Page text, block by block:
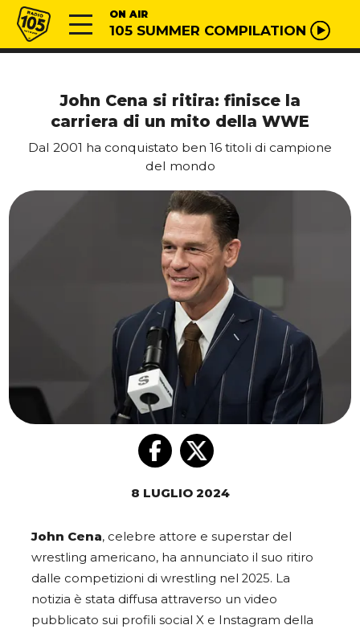
Vai al contenuto
Radio 105 ON AIR
105 SUMMER COMPILATION
John Cena si ritira: finisce la
carriera di un mito della WWE
Dal 2001 ha conquistato ben 16 titoli di campione
del mondo
8 LUGLIO 2024
John Cena, celebre attore e superstar del
wrestling americano, ha annunciato il suo ritiro
dalle competizioni di wrestling nel 2025. La
notizia è stata diffusa attraverso un video
pubblicato sui profili social X e Instagram della